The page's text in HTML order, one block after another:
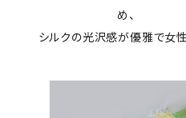
め
シルクの光沢感が優雅で女性